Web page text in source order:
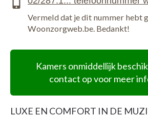
Kamers onmiddellijk
contact op voor meer
LUXE EN COMFORT IN DE
Vermeld dat je dit nummer hebt
Woonzorgweb.be. Bedankt!